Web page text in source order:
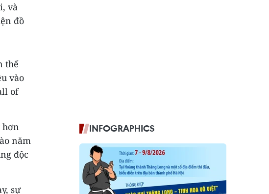
và
đồ
thế
vào
of
hơn
năm
độc
sự
INFOGRAPHICS